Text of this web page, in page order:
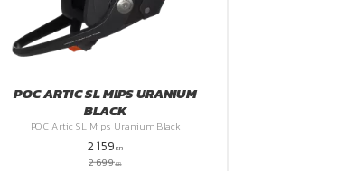
POC ARTIC SL MIPS URANIUM
BLACK
POC Artic SL Mips Uranium Black
2 159KR
2 699KR